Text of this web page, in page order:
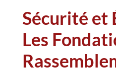
Sécurité et
Les